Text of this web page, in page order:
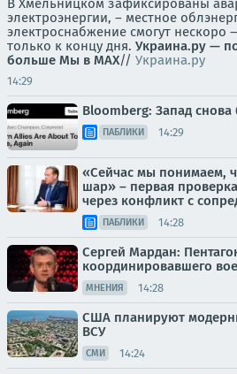
В Хмельницком зафиксированы
электроэнергии, – местное
электроснабжение смогут нескоро
только к концу дня. Украина.ру —
больше Мы в MAX// Украина.ру
14:29
Bloomberg: Запад снова
ПАБЛИКИ 14:29
«Сейчас мы понимаем,
шар» – первая
через конфликт с
ПАБЛИКИ 14:28
Сергей Мардан:
координировавшего
МНЕНИЯ 14:28
США планируют
ВСУ
СМИ 14:24